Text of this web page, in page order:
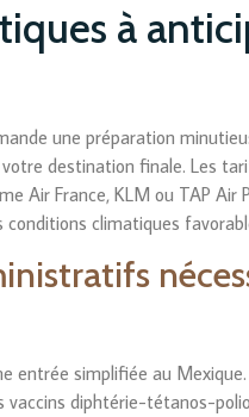
à
une préparation
votre destination finale. Les
Air France, KLM ou TAP Air
climatiques
entrée simplifiée au
vaccins diphtérie-tétanos-